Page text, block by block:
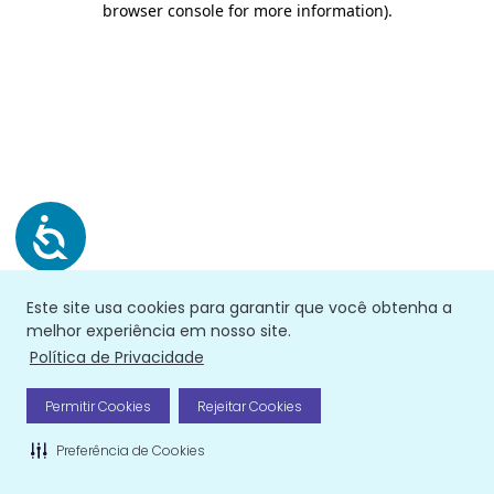
Este site usa cookies para garantir que você obtenha a
melhor experiência em nosso site.
Política de Privacidade
Permitir Cookies Rejeitar Cookies
Preferência de Cookies
browser console for more information).